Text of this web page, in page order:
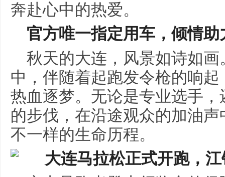
奔赴心中的热爱。
官方唯一指定用车，倾情助
秋天的大连，风景如诗如
中，伴随着起跑发令枪的响
热血逐梦。无论是专业选手
的步伐，在沿途观众的加油
不一样的生命历程。